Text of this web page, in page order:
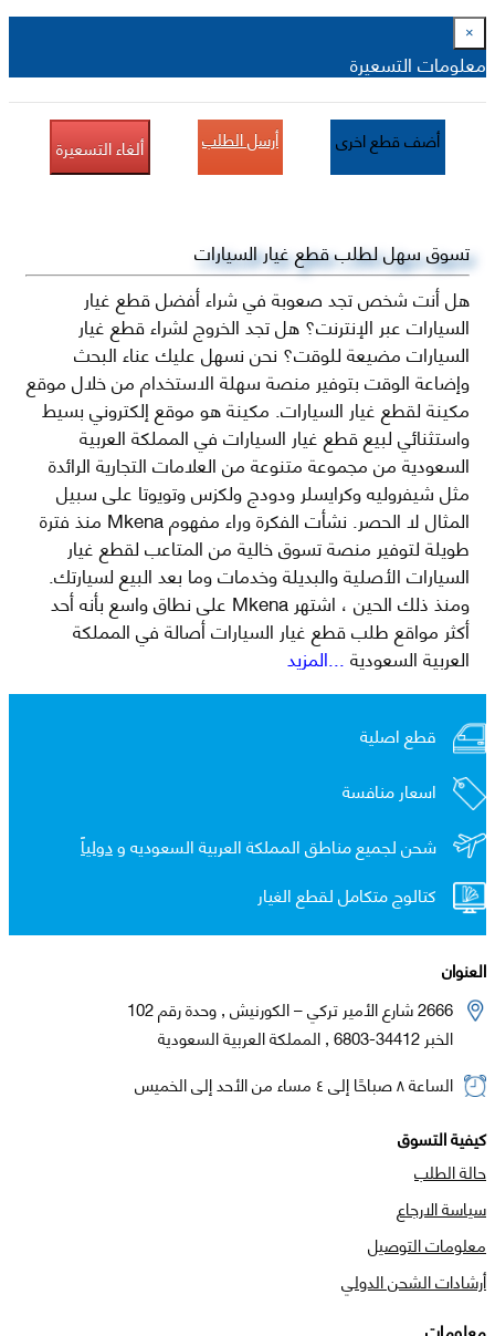
×
معلومات التسعيرة
أضف قطع اخرى أرسل الطلب ألغاء التسعيرة
تسوق سهل لطلب قطع غيار السيارات
هل أنت شخص تجد صعوبة في شراء أفضل قطع غيار
السيارات عبر الإنترنت؟ هل تجد الخروج لشراء قطع غيار
السيارات مضيعة للوقت؟ نحن نسهل عليك عناء البحث
وإضاعة الوقت بتوفير منصة سهلة الاستخدام من خلال موقع
مكينة لقطع غيار السيارات. مكينة هو موقع إلكتروني بسيط
واستثنائي لبيع قطع غيار السيارات في المملكة العربية
السعودية من مجموعة متنوعة من العلامات التجارية الرائدة
مثل شيفروليه وكرايسلر ودودج ولكزس وتويوتا على سبيل
المثال لا الحصر. نشأت الفكرة وراء مفهوم Mkena منذ فترة
طويلة لتوفير منصة تسوق خالية من المتاعب لقطع غيار
السيارات الأصلية والبديلة وخدمات وما بعد البيع لسيارتك.
ومنذ ذلك الحين ، اشتهر Mkena على نطاق واسع بأنه أحد
أكثر مواقع طلب قطع غيار السيارات أصالة في المملكة
العربية السعودية...المزيد
قطع اصلية
اسعار منافسة
شحن لجميع مناطق المملكة العربية السعوديه ودولياً
كتالوج متكامل لقطع الغيار
العنوان
2666 شارع الأمير تركي – الكورنيش , وحدة رقم 102
الخبر 34412-6803 , المملكة العربية السعودية
الساعة ٨ صباحًا إلى ٤ مساء من الأحد إلى الخميس
كيفية التسوق
حالة الطلب
سياسة الارجاع
معلومات التوصيل
أرشادات الشحن الدولي